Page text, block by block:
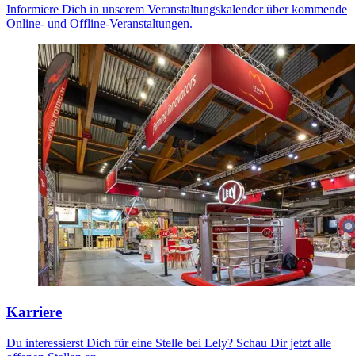
Informiere Dich in unserem Veranstaltungskalender über kommende
Online- und Offline-Veranstaltungen.
Karriere
Du interessierst Dich für eine Stelle bei Lely? Schau Dir jetzt alle